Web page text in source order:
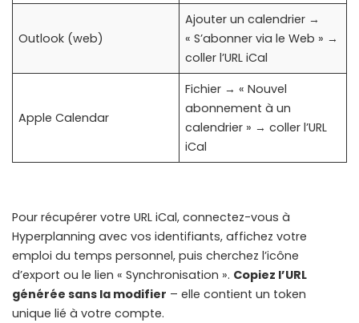
Outlook (web)
Ajouter un calendrier →
« S’abonner via le Web » →
coller l’URL iCal
Apple Calendar
Fichier → « Nouvel
abonnement à un
calendrier » → coller l’URL
iCal
Pour récupérer votre URL iCal, connectez-vous à
Hyperplanning avec vos identifiants, affichez votre
emploi du temps personnel, puis cherchez l’icône
d’export ou le lien « Synchronisation ». Copiez l’URL
générée sans la modifier – elle contient un token
unique lié à votre compte.